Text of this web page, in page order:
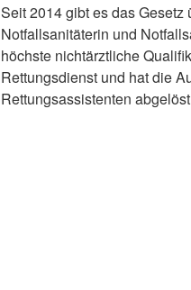
Seit 2014 gibt es das Gesetz
Notfallsanitäterin und
höchste nichtärztliche
Rettungsdienst und hat die
Rettungsassistenten